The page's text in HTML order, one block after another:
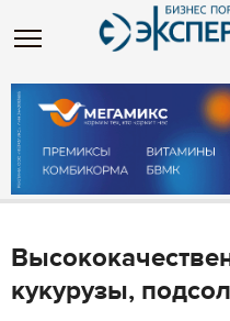
кукурузы,